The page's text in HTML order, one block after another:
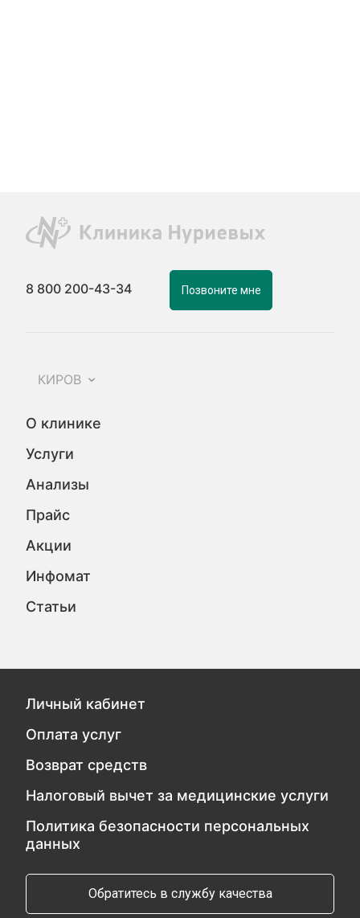
8 800 200-43-34 Позвоните мне
КИРОВ
О клинике
Услуги
Анализы
Прайс
Акции
Инфомат
Статьи
Личный кабинет
Оплата услуг
Возврат средств
Налоговый вычет за медицинские услуги
Политика безопасности персональных
данных
Обратитесь в службу качества